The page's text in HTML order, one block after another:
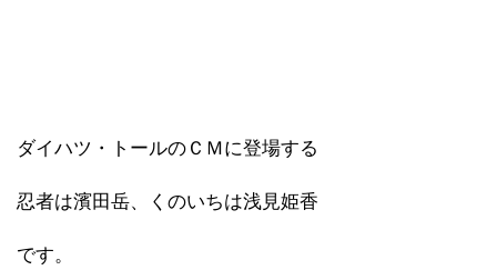
ダイハツ・トールのＣＭに登場する
忍者は濱田岳、くのいちは浅見姫香
です。